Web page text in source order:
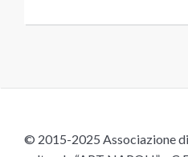
© 2015-2025 Associazione